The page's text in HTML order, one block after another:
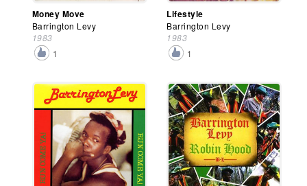
Money Move
Barrington Levy
1983
1
Lifestyle
Barrington Levy
1983
1